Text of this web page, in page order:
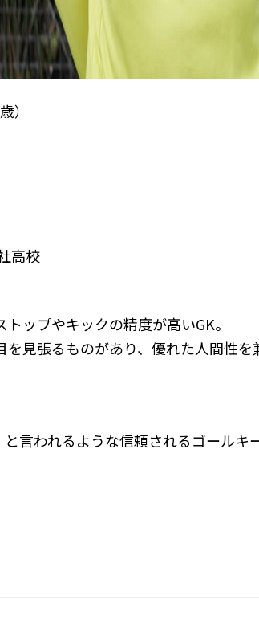
）
高校
ップやキックの精度が高いGK。
見張るものがあり、優れた人間性
言われるような信頼されるゴールキ